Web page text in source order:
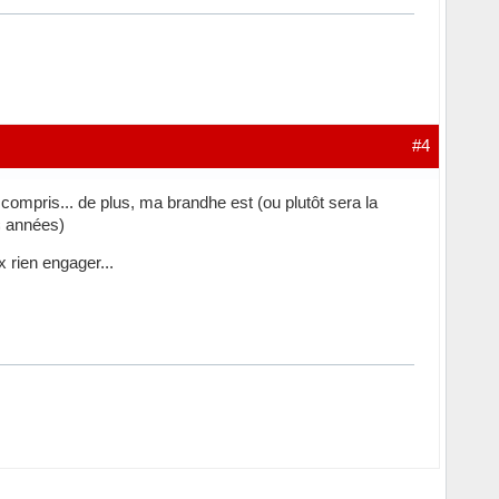
#4
de plus, ma brandhe est (ou plutôt sera la
années)
rien engager...